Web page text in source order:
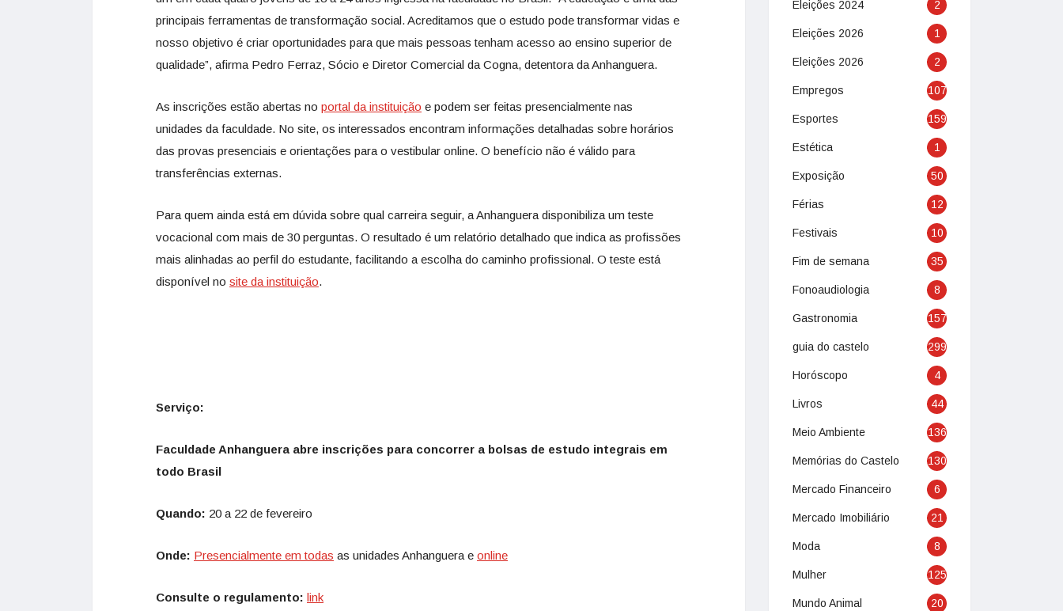
principais ferramentas de transformação social. Acreditamos que o estudo pode transformar vidas e
nosso objetivo é criar oportunidades para que mais pessoas tenham acesso ao ensino superior de
qualidade”, afirma Pedro Ferraz, Sócio e Diretor Comercial da Cogna, detentora da Anhanguera.
As inscrições estão abertas no portal da instituição e podem ser feitas presencialmente nas
unidades da faculdade. No site, os interessados encontram informações detalhadas sobre horários
das provas presenciais e orientações para o vestibular online. O benefício não é válido para
transferências externas.
Para quem ainda está em dúvida sobre qual carreira seguir, a Anhanguera disponibiliza um teste
vocacional com mais de 30 perguntas. O resultado é um relatório detalhado que indica as profissões
mais alinhadas ao perfil do estudante, facilitando a escolha do caminho profissional. O teste está
disponível no site da instituição.
Serviço:
Faculdade Anhanguera abre inscrições para concorrer a bolsas de estudo integrais em
todo Brasil
Quando: 20 a 22 de fevereiro
Onde: Presencialmente em todas as unidades Anhanguera e online
Consulte o regulamento: link
Eleições 2024 2
Eleições 2026 1
Eleições 2026 2
Empregos 107
Esportes 159
Estética 1
Exposição 50
Férias 12
Festivais 10
Fim de semana 35
Fonoaudiologia 8
Gastronomia 157
guia do castelo 299
Horóscopo 4
Livros 44
Meio Ambiente 136
Memórias do Castelo 130
Mercado Financeiro 6
Mercado Imobiliário 21
Moda 8
Mulher 125
Mundo Animal 20